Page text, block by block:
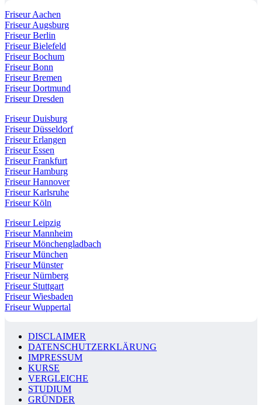
Friseur Aachen
Friseur Augsburg
Friseur Berlin
Friseur Bielefeld
Friseur Bochum
Friseur Bonn
Friseur Bremen
Friseur Dortmund
Friseur Dresden
Friseur Duisburg
Friseur Düsseldorf
Friseur Erlangen
Friseur Essen
Friseur Frankfurt
Friseur Hamburg
Friseur Hannover
Friseur Karlsruhe
Friseur Köln
Friseur Leipzig
Friseur Mannheim
Friseur Mönchengladbach
Friseur München
Friseur Münster
Friseur Nürnberg
Friseur Stuttgart
Friseur Wiesbaden
Friseur Wuppertal
DISCLAIMER
DATENSCHUTZERKLÄRUNG
IMPRESSUM
KURSE
VERGLEICHE
STUDIUM
GRÜNDER